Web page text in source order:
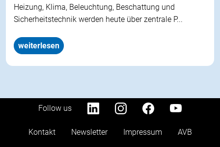
Heizung, Klima, Beleuchtung, Beschattung und
Sicherheitstechnik werden heute über zentrale P...
weiterlesen
Follow us
Kontakt Newsletter Impressum AVB